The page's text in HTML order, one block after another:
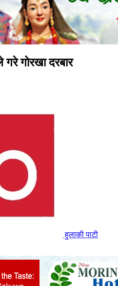
गोरखा दरबार
हुलाकी पाटी